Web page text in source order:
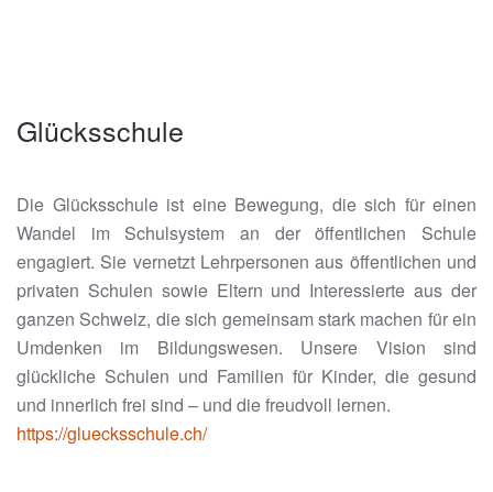
Glücksschule
Die Glücksschule ist eine Bewegung, die sich für einen
Wandel im Schulsystem an der öffentlichen Schule
engagiert. Sie vernetzt Lehrpersonen aus öffentlichen und
privaten Schulen sowie Eltern und Interessierte aus der
ganzen Schweiz, die sich gemeinsam stark machen für ein
Umdenken im Bildungswesen. Unsere Vision sind
glückliche Schulen und Familien für Kinder, die gesund
und innerlich frei sind – und die freudvoll lernen.
https://gluecksschule.ch/